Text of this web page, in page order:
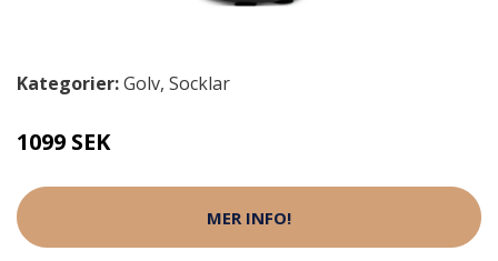
Kategorier:Golv, Socklar
1099 SEK
MER INFO!